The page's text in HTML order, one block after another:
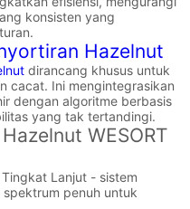
konsisten yang
Hazelnut
dirancang khusus untuk
cacat. Ini mengintegrasikan
dengan algoritme berbasis
yang tak tertandingi.
WESORT
Lanjut - sistem
penuh untuk